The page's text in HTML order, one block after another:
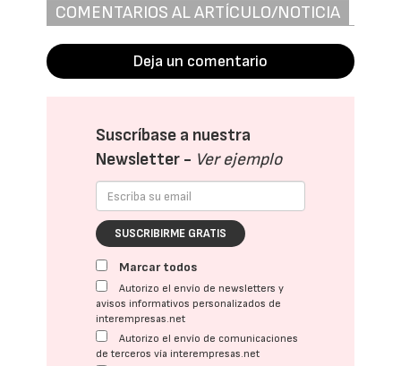
COMENTARIOS AL ARTÍCULO/NOTICIA
Deja un comentario
Suscríbase a nuestra
Newsletter - Ver ejemplo
SUSCRIBIRME GRATIS
Marcar todos
Autorizo el envío de newsletters y
avisos informativos personalizados de
interempresas.net
Autorizo el envío de comunicaciones
de terceros vía interempresas.net